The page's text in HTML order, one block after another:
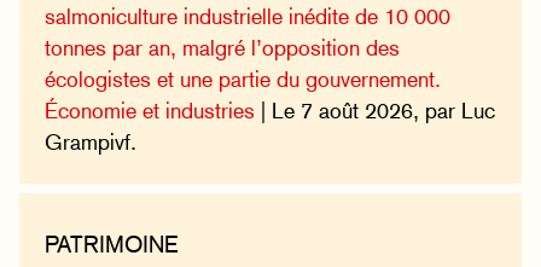
salmoniculture industrielle inédite de 10 000
tonnes par an, malgré l’opposition des
écologistes et une partie du gouvernement.
Économie et industries | Le 7 août 2026, par Luc
Grampivf.
PATRIMOINE